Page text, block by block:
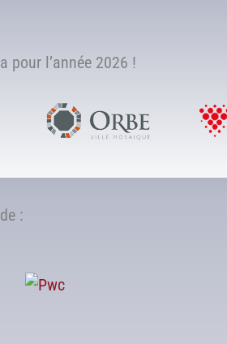
pour l’année 2026 !
: